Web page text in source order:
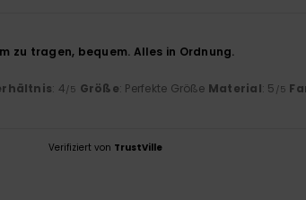
zu tragen, bequem. Alles in Ordnung.
: 4/5 Größe: Perfekte Größe Material: 5 /5
Verifiziert von TrustVille